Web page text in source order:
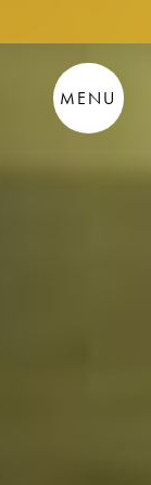
MENU